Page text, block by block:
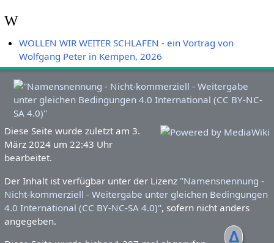
ᐃ
W
WOLLEN WIR WEITER SCHLAFEN - ein Vortrag von
Wolfgang Peter in Kempen, 2026
Diese Seite wurde zuletzt am 3.
März 2024 um 22:43 Uhr
bearbeitet.
Der Inhalt ist verfügbar unter der Lizenz ''Namensnennung -
Nicht-kommerziell - Weitergabe unter gleichen Bedingungen
4.0 International (CC BY-NC-SA 4.0)'', sofern nicht anders
angegeben.